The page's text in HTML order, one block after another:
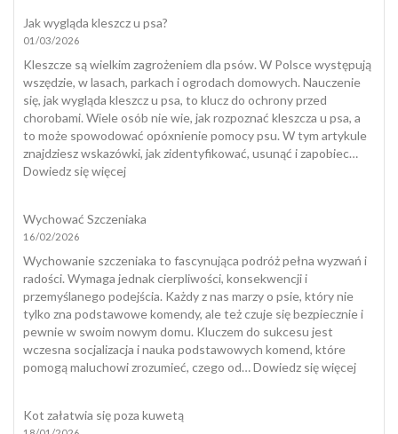
pies
nadaje
do
Jak wygląda kleszcz u psa?
01/03/2026
Kleszcze są wielkim zagrożeniem dla psów. W Polsce występują
wszędzie, w lasach, parkach i ogrodach domowych. Nauczenie
się, jak wygląda kleszcz u psa, to klucz do ochrony przed
chorobami. Wiele osób nie wie, jak rozpoznać kleszcza u psa, a
to może spowodować opóxnienie pomocy psu. W tym artykule
znajdziesz wskazówki, jak zidentyfikować, usunąć i zapobiec…
Dowiedz się więcej:
kleszcz
psa?
Wychować Szczeniaka
16/02/2026
Wychowanie szczeniaka to fascynująca podróż pełna wyzwań i
radości. Wymaga jednak cierpliwości, konsekwencji i
przemyślanego podejścia. Każdy z nas marzy o psie, który nie
tylko zna podstawowe komendy, ale też czuje się bezpiecznie i
pewnie w swoim nowym domu. Kluczem do sukcesu jest
wczesna socjalizacja i nauka podstawowych komend, które
pomogą maluchowi zrozumieć, czego od…Dowiedz się więcej:
Kot załatwia się poza kuwetą